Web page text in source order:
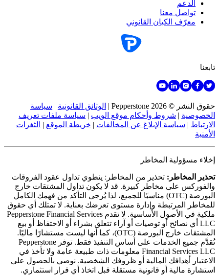
الدعم
تواصل معنا
معرّف الكيان القانوني
تابعنا
حقوق النشر © 2026 Pepperstone | الوثائق القانونية | سياسة
الخصوصية | شروط وأحكام موقع الويب | سياسة ملفات تعريف
الارتباط | سياسة الإبلاغ عن المخالفات | خريطة الموقع | الثغرات
الأمنية
إخلاء مسؤولية المخاطر
تحذير المخاطر: تحذير من المخاطر: ينطوي تداول عقود الفروقات
والفوركس على مخاطر كبيرة. قد لا يكون تداول المشتقات خارج
البورصة (OTC) مناسبًا للجميع، لذا يُرجى التأكد من فهمك الكامل
للمخاطر المرتبطة وإدارة مستوى تعرضك بعناية. لا تمتلك أي حقوق
ملكية في الأصول الأساسية. لا تقدم Pepperstone Financial Services
LLC أي نصائح أو توصيات أو آراء تتعلق بشراء أو الاحتفاظ أو بيع
المشتقات خارج البورصة (OTC)، كما أنها ليست مستشارًا ماليًا.
تُقدَّم جميع الخدمات على أساس التنفيذ فقط. توفر Pepperstone
Financial Services LLC معلومات ذات طبيعة عامة ولا تأخذ في
الاعتبار أهدافك المالية أو ظروفك الشخصية. نوصي بالحصول على
استشارة مالية أو قانونية مستقلة قبل اتخاذ أي قرار استثماري.